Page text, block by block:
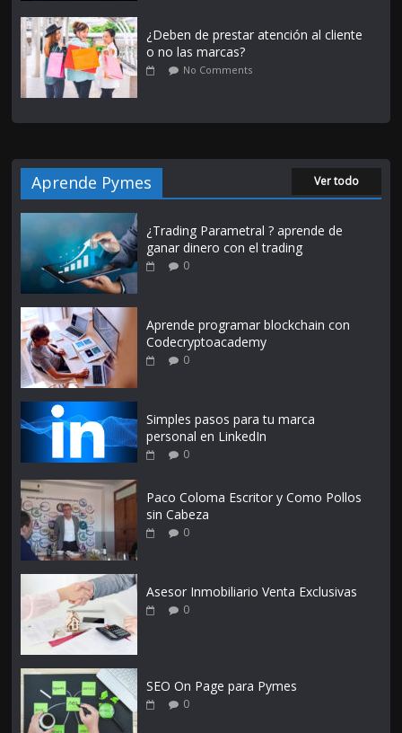
¿Deben de prestar atención al cliente
o no las marcas?
No Comments
Aprende Pymes Ver todo
¿Trading Parametral ? aprende de
ganar dinero con el trading
0
Aprende programar blockchain con
Codecryptoacademy
0
Simples pasos para tu marca
personal en LinkedIn
0
Paco Coloma Escritor y Como Pollos
sin Cabeza
0
Asesor Inmobiliario Venta Exclusivas
0
SEO On Page para Pymes
0